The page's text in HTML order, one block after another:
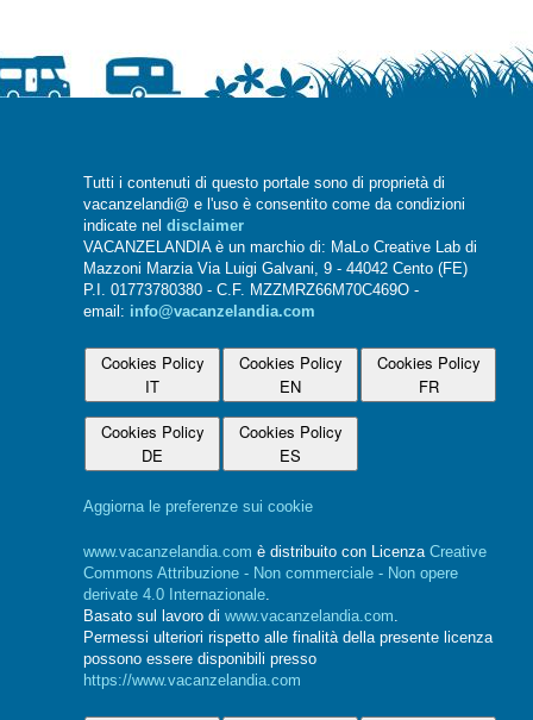
Tutti i contenuti di questo portale sono di proprietà di
vacanzelandi@ e l'uso è consentito come da condizioni
indicate nel disclaimer
VACANZELANDIA è un marchio di: MaLo Creative Lab di
Mazzoni Marzia Via Luigi Galvani, 9 - 44042 Cento (FE)
P.I. 01773780380 - C.F. MZZMRZ66M70C469O -
email: info@vacanzelandia.com
Cookies Policy
IT
Cookies Policy
EN
Cookies Policy
FR
Cookies Policy
DE
Cookies Policy
ES
Aggiorna le preferenze sui cookie
www.vacanzelandia.com è distribuito con Licenza Creative
Commons Attribuzione - Non commerciale - Non opere
derivate 4.0 Internazionale.
Basato sul lavoro di www.vacanzelandia.com.
Permessi ulteriori rispetto alle finalità della presente licenza
possono essere disponibili presso
https://www.vacanzelandia.com